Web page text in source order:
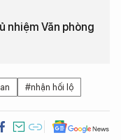
nhiệm Văn phòng
#nhận hối lộ